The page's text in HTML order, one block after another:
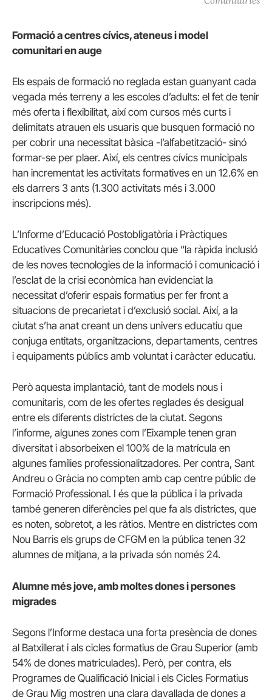
Formació a centres cívics, ateneus i model
comunitari en auge
Els espais de formació no reglada estan guanyant cada
vegada més terreny a les escoles d’adults: el fet de tenir
més oferta i flexibilitat, així com cursos més curts i
delimitats atrauen els usuaris que busquen formació no
per cobrir una necessitat bàsica -l’alfabetització- sinó
formar-se per plaer. Així, els centres cívics municipals
han incrementat les activitats formatives en un 12.6% en
els darrers 3 ants (1.300 activitats més i 3.000
inscripcions més).
L’Informe d’Educació Postobligatòria i Pràctiques
Educatives Comunitàries conclou que “la ràpida inclusió
de les noves tecnologies de la informació i comunicació i
l’esclat de la crisi econòmica han evidenciat la
necessitat d’oferir espais formatius per fer front a
situacions de precarietat i d’exclusió social. Així, a la
ciutat s’ha anat creant un dens univers educatiu que
conjuga entitats, organitzacions, departaments, centres
i equipaments públics amb voluntat i caràcter educatiu.
Però aquesta implantació, tant de models nous i
comunitaris, com de les ofertes reglades és desigual
entre els diferents districtes de la ciutat. Segons
l’informe, algunes zones com l’Eixample tenen gran
diversitat i absorbeixen el 100% de la matrícula en
algunes famílies professionalitzadores. Per contra, Sant
Andreu o Gràcia no compten amb cap centre públic de
Formació Professional. I és que la pública i la privada
també generen diferències pel que fa als districtes, que
es noten, sobretot, a les ràtios. Mentre en districtes com
Nou Barris els grups de CFGM en la pública tenen 32
alumnes de mitjana, a la privada són només 24.
Alumne més jove, amb moltes dones i persones
migrades
Segons l’Informe destaca una forta presència de dones
al Batxillerat i als cicles formatius de Grau Superior (amb
54% de dones matriculades). Però, per contra, els
Programes de Qualificació Inicial i els Cicles Formatius
de Grau Mig mostren una clara davallada de dones a